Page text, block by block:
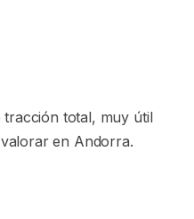
tracción total, muy útil
en Andorra.